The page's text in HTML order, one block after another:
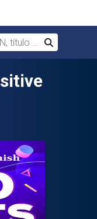
título o autor
Buscar